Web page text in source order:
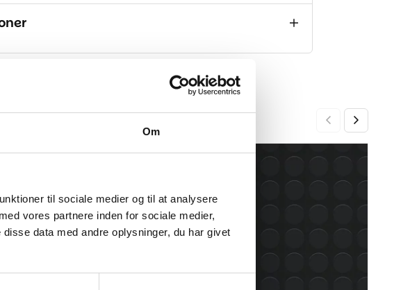
Om
til sociale medier og til at analysere
vores partnere inden for sociale medier,
data med andre oplysninger, du har givet